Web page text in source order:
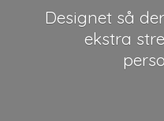
Designet så
ekstra